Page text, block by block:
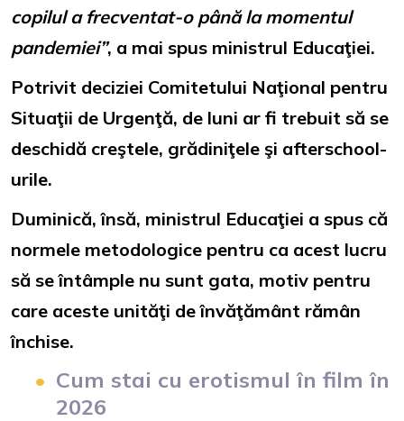
copilul a frecventat-o până la momentul
pandemiei”, a mai spus ministrul Educaţiei.
Potrivit deciziei Comitetului Naţional pentru
Situaţii de Urgenţă, de luni ar fi trebuit să se
deschidă creştele, grădiniţele şi afterschool-
urile.
Duminică, însă, ministrul Educaţiei a spus că
normele metodologice pentru ca acest lucru
să se întâmple nu sunt gata, motiv pentru
care aceste unităţi de învăţământ rămân
închise.
Cum stai cu erotismul în film în
2026